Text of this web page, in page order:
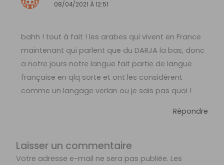
08/04/2021 À 12:51
bahh ! tout à fait ! les arabes qui vivent en France
maintenant qui parlent que du DARJA la bas, donc
a notre jours notre langue fait partie de langue
française en qlq sorte et ont les considèrent
comme un langage verlan ou je sais pas quoi !
Répondre
Laisser un commentaire
Votre adresse e-mail ne sera pas publiée. Les